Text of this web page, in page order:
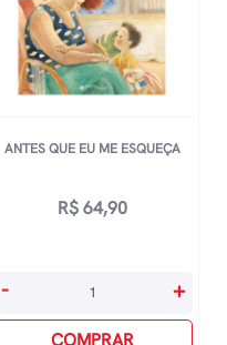
ANTES QUE EU ME ESQUEÇA
R$64,90
Antes
- +
COMPRAR